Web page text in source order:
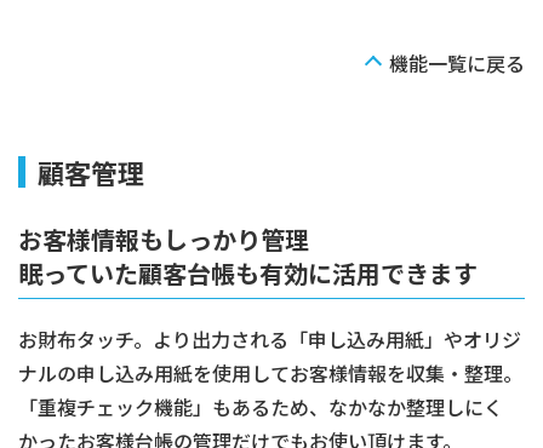
機能一覧に戻る
顧客管理
お客様情報もしっかり管理
眠っていた顧客台帳も有効に活用できます
お財布タッチ。より出力される「申し込み用紙」やオリジ
ナルの申し込み用紙を使用してお客様情報を収集・整理。
「重複チェック機能」もあるため、なかなか整理しにく
かったお客様台帳の管理だけでもお使い頂けます。